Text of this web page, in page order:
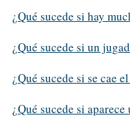
¿Qué sucede si hay
¿Qué sucede si un
¿Qué sucede si se cae
¿Qué sucede si aparece